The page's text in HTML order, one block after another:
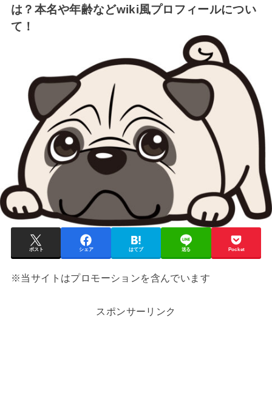
は？本名や年齢などwiki風プロフィールについ
て！
ポスト シェア はてブ 送る Pocket
※当サイトはプロモーションを含んでいます
スポンサーリンク